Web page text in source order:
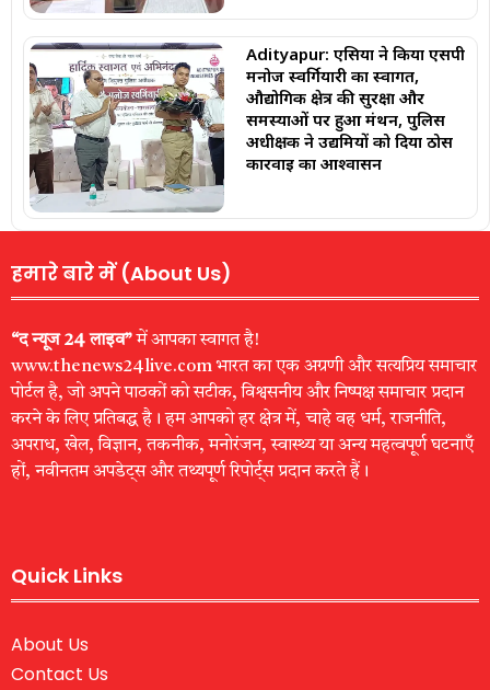
Adityapur: एसिया ने किया एसपी
मनोज स्वर्गियारी का स्वागत,
औद्योगिक क्षेत्र की सुरक्षा और
समस्याओं पर हुआ मंथन, पुलिस
अधीक्षक ने उद्यमियों को दिया ठोस
कार्रवाई का आश्वासन
हमारे बारे में (About Us)
“द न्यूज 24 लाइव”में आपका स्वागत है!
www.thenews24live.com भारत का एक अग्रणी और सत्यप्रिय समाचार
पोर्टल है, जो अपने पाठकों को सटीक, विश्वसनीय और निष्पक्ष समाचार प्रदान
करने के लिए प्रतिबद्ध है। हम आपको हर क्षेत्र में, चाहे वह धर्म, राजनीति,
अपराध, खेल, विज्ञान, तकनीक, मनोरंजन, स्वास्थ्य या अन्य महत्वपूर्ण घटनाएँ
हों, नवीनतम अपडेट्स और तथ्यपूर्ण रिपोर्ट्स प्रदान करते हैं।
Quick Links
About Us
Contact Us